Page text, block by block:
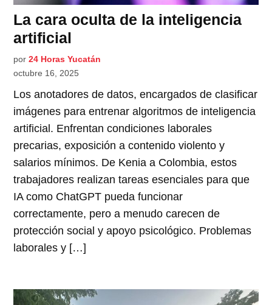
La cara oculta de la inteligencia
artificial
por 24 Horas Yucatán
octubre 16, 2025
Los anotadores de datos, encargados de clasificar
imágenes para entrenar algoritmos de inteligencia
artificial. Enfrentan condiciones laborales
precarias, exposición a contenido violento y
salarios mínimos. De Kenia a Colombia, estos
trabajadores realizan tareas esenciales para que
IA como ChatGPT pueda funcionar
correctamente, pero a menudo carecen de
protección social y apoyo psicológico. Problemas
laborales y […]